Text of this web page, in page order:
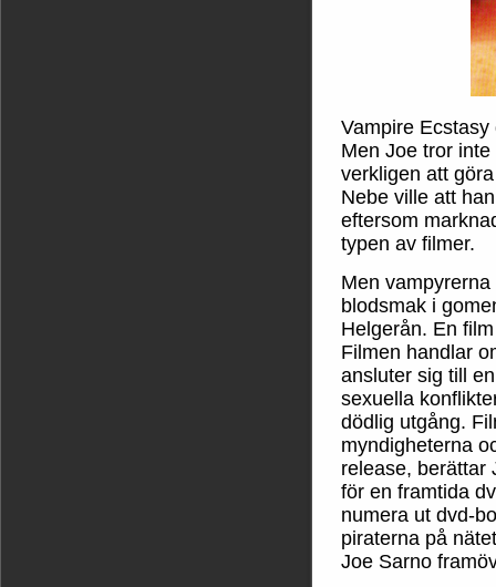
Vampire
Men Joe tror
verkligen att
Nebe ville att
eftersom
typen av filmer.
Men
blodsmak i
Helgerån. En
Filmen handlar
ansluter sig till
sexuella
dödlig utgång.
myndigheterna
release, berättar
för en framtida
numera ut dvd-
piraterna på
Joe Sarno